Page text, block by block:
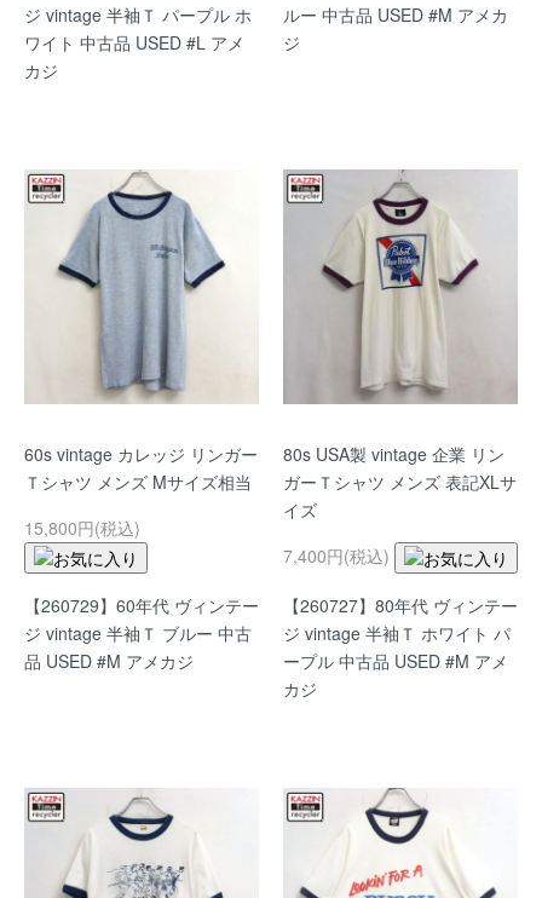
ジ vintage 半袖Ｔ パープル ホ
ワイト 中古品 USED #L アメ
カジ
ルー 中古品 USED #M アメカ
ジ
60s vintage カレッジ リンガー
Ｔシャツ メンズ Mサイズ相当
15,800円(税込)
【260729】60年代 ヴィンテー
ジ vintage 半袖Ｔ ブルー 中古
品 USED #M アメカジ
80s USA製 vintage 企業 リン
ガーＴシャツ メンズ 表記XLサ
イズ
7,400円(税込)
【260727】80年代 ヴィンテー
ジ vintage 半袖Ｔ ホワイト パ
ープル 中古品 USED #M アメ
カジ